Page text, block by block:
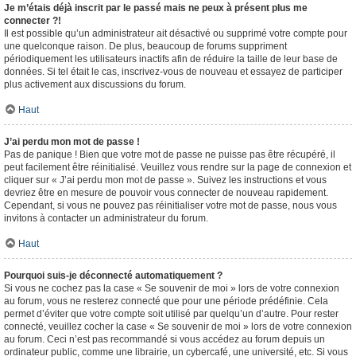
Je m’étais déjà inscrit par le passé mais ne peux à présent plus me
connecter ?!
Il est possible qu’un administrateur ait désactivé ou supprimé votre compte pour
une quelconque raison. De plus, beaucoup de forums suppriment
périodiquement les utilisateurs inactifs afin de réduire la taille de leur base de
données. Si tel était le cas, inscrivez-vous de nouveau et essayez de participer
plus activement aux discussions du forum.
Haut
J’ai perdu mon mot de passe !
Pas de panique ! Bien que votre mot de passe ne puisse pas être récupéré, il
peut facilement être réinitialisé. Veuillez vous rendre sur la page de connexion et
cliquer sur « J’ai perdu mon mot de passe ». Suivez les instructions et vous
devriez être en mesure de pouvoir vous connecter de nouveau rapidement.
Cependant, si vous ne pouvez pas réinitialiser votre mot de passe, nous vous
invitons à contacter un administrateur du forum.
Haut
Pourquoi suis-je déconnecté automatiquement ?
Si vous ne cochez pas la case « Se souvenir de moi » lors de votre connexion
au forum, vous ne resterez connecté que pour une période prédéfinie. Cela
permet d’éviter que votre compte soit utilisé par quelqu’un d’autre. Pour rester
connecté, veuillez cocher la case « Se souvenir de moi » lors de votre connexion
au forum. Ceci n’est pas recommandé si vous accédez au forum depuis un
ordinateur public, comme une librairie, un cybercafé, une université, etc. Si vous